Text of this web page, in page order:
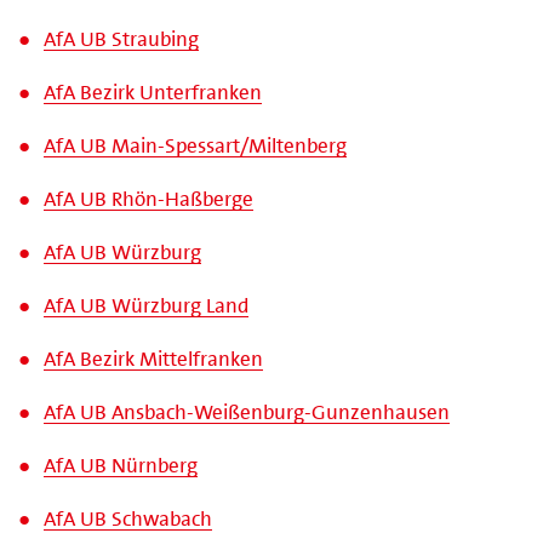
AfA UB Straubing
AfA Bezirk Unterfranken
AfA UB Main-​Spessart/​Miltenberg
AfA UB Rhön-​Haßberge
AfA UB Würzburg
AfA UB Würzburg Land
AfA Bezirk Mittelfranken
AfA UB Ansbach-​Weißenburg-​Gunzenhausen
AfA UB Nürnberg
AfA UB Schwabach